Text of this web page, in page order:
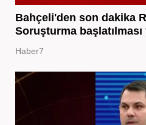
Bahçeli'den son dakika
Soruşturma başlatılması
Haber7